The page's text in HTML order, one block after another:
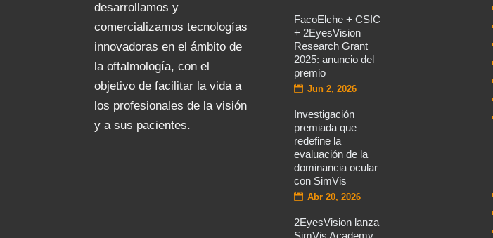
desarrollamos y
comercializamos tecnologías
innovadoras en el ámbito de
la oftalmología, con el
objetivo de facilitar la vida a
los profesionales de la visión
y a sus pacientes.
FacoElche + CSIC
+ 2EyesVision
Research Grant
2025: anuncio del
premio
Jun 2, 2026
Investigación
premiada que
redefine la
evaluación de la
dominancia ocular
con SimVis
Abr 20, 2026
2EyesVision lanza
SimVis Academy